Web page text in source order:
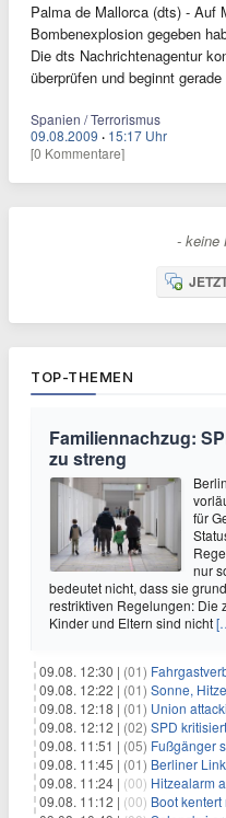
Palma de Mallorca (dts) - Auf
Bombenexplosion gegeben
Die dts Nachrichtenagentur
überprüfen und beginnt
Spanien / Terrorismus
09.08.2009 · 15:17 Uhr
[0 Kommentare]
- keine
TOP-THEMEN
Familiennachzug:
zu streng
für
nur
bedeutet nicht, dass sie
restriktiven Regelungen: Die
Kinder und Eltern sind nicht
09.08. 12:30 | (01)
09.08. 12:22 | (01) Sonne,
09.08. 12:18 | (01) Union
09.08. 12:12 | (02) SPD kritisiert
09.08. 11:51 | (05) Fußgänger
09.08. 11:45 | (01) Berliner Linke
09.08. 11:24 | (00) Hitzealarm
09.08. 11:12 | (00) Boot kentert